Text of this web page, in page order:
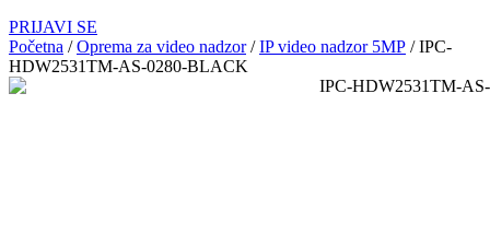
PRIJAVI SE
Početna /Oprema za video nadzor/IP video nadzor 5MP / IPC-
HDW2531TM-AS-0280-BLACK